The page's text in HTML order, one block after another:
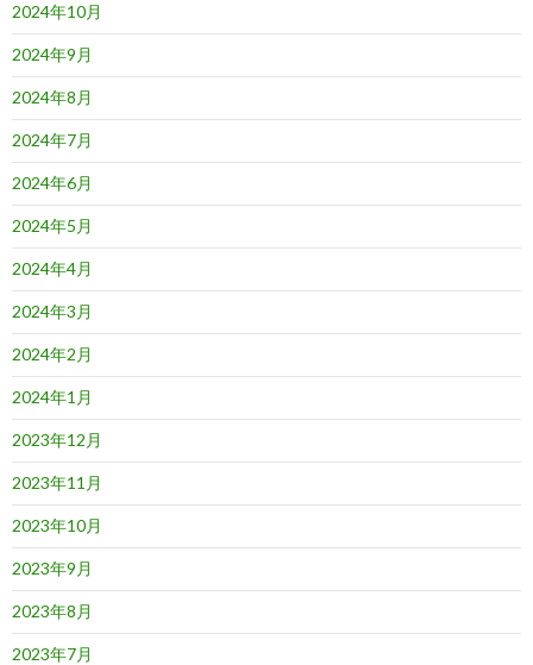
2024年10月
2024年9月
2024年8月
2024年7月
2024年6月
2024年5月
2024年4月
2024年3月
2024年2月
2024年1月
2023年12月
2023年11月
2023年10月
2023年9月
2023年8月
2023年7月